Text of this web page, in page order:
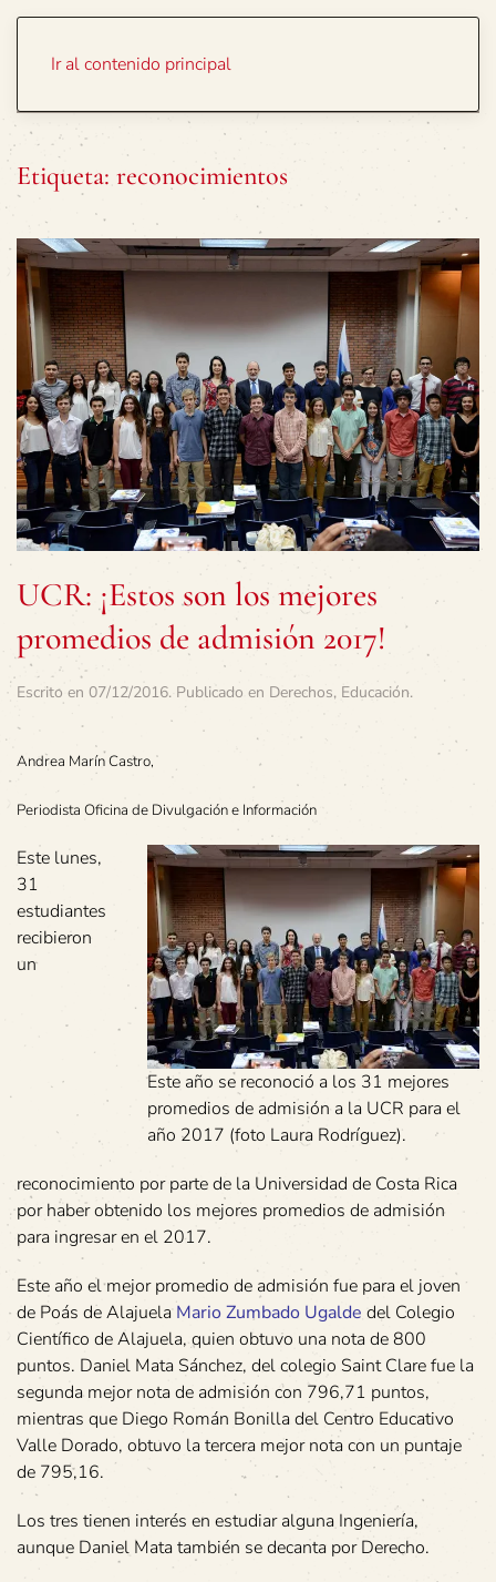
Ir al contenido principal
Etiqueta: reconocimientos
UCR: ¡Estos son los mejores
promedios de admisión 2017!
Escrito en 07/12/2016. Publicado en Derechos, Educación.
Andrea Marín Castro,
Periodista Oficina de Divulgación e Información
Este año se reconoció a los 31 mejores
promedios de admisión a la UCR para el
año 2017 (foto Laura Rodríguez).
Este lunes,
31
estudiantes
recibieron
un
reconocimiento por parte de la Universidad de Costa Rica
por haber obtenido los mejores promedios de admisión
para ingresar en el 2017.
Este año el mejor promedio de admisión fue para el joven
de Poás de Alajuela Mario Zumbado Ugalde del Colegio
Científico de Alajuela, quien obtuvo una nota de 800
puntos. Daniel Mata Sánchez, del colegio Saint Clare fue la
segunda mejor nota de admisión con 796,71 puntos,
mientras que Diego Román Bonilla del Centro Educativo
Valle Dorado, obtuvo la tercera mejor nota con un puntaje
de 795,16.
Los tres tienen interés en estudiar alguna Ingeniería,
aunque Daniel Mata también se decanta por Derecho.